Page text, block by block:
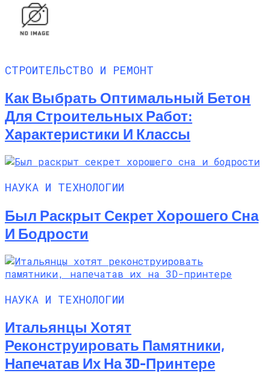
СТРОИТЕЛЬСТВО И РЕМОНТ
Как Выбрать Оптимальный Бетон
Для Строительных Работ:
Характеристики И Классы
НАУКА И ТЕХНОЛОГИИ
Был Раскрыт Секрет Хорошего Сна
И Бодрости
НАУКА И ТЕХНОЛОГИИ
Итальянцы Хотят
Реконструировать Памятники,
Напечатав Их На 3D-Принтере